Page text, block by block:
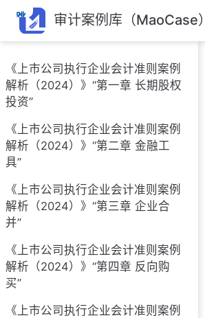
跳
至
主
要
內
容
审计案例库（MaoCase）
《上市公司执行企业会计准则案例
解析（2024）》“第一章 长期股权
投资”
《上市公司执行企业会计准则案例
解析（2024）》“第二章 金融工
具”
《上市公司执行企业会计准则案例
解析（2024）》“第三章 企业合
并”
《上市公司执行企业会计准则案例
解析（2024）》“第四章 反向购
买”
《上市公司执行企业会计准则案例